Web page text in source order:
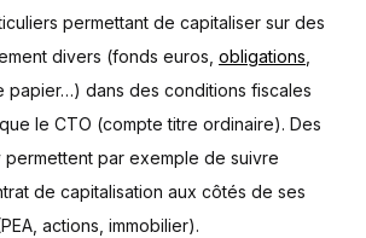
permettant de capitaliser sur des
divers (fonds euros, obligations
papier…) dans des conditions fiscales
le CTO (compte titre ordinaire). Des
permettent par exemple de suivre
de capitalisation aux côtés de ses
actions, immobilier).